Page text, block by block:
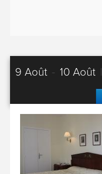
9 Août - 10 Août